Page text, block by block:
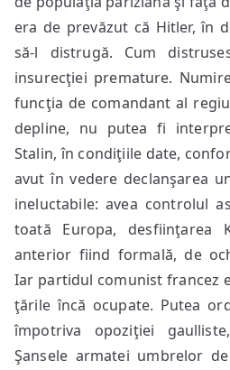
era de prevăzut că Hitler, în
să-l distrugă. Cum
insurecţiei premature.
funcţia de comandant al
depline, nu putea fi
Stalin, în condiţiile date,
avut în vedere declanşarea
ineluctabile: avea controlul
toată Europa, desfiinţarea
anterior fiind formală, de
Iar partidul comunist francez
ţările încă ocupate. Putea
împotriva opoziţiei
Şansele armatei umbrelor